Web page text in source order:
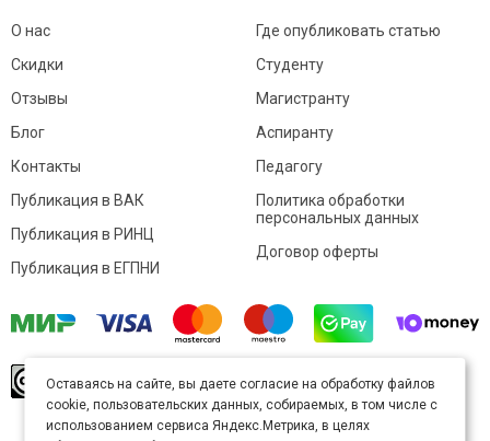
О нас
Скидки
Отзывы
Блог
Контакты
Где опубликовать статью
Студенту
Магистранту
Аспиранту
Педагогу
Публикация в ВАК
Публикация в РИНЦ
Публикация в ЕГПНИ
Политика обработки
персональных данных
Договор оферты
произведение доступно полицензии Creative
Commons «Attribution» («Атрибуция») 4.0
Непортированная.
Оставаясь на сайте, вы даете согласие на обработку файлов
cookie, пользовательских данных, собираемых, в том числе с
использованием сервиса Яндекс.Метрика, в целях